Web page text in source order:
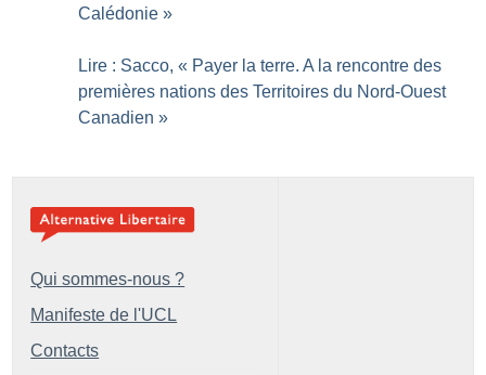
Calédonie »
Lire : Sacco, « Payer la terre. A la rencontre des
premières nations des Territoires du Nord-Ouest
Canadien »
Qui sommes-nous ?
Manifeste de l'UCL
Contacts